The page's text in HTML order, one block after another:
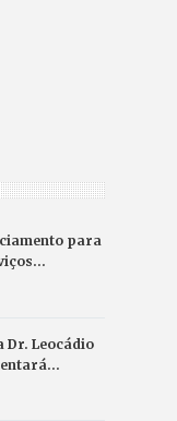
para
Dr. Leocádio